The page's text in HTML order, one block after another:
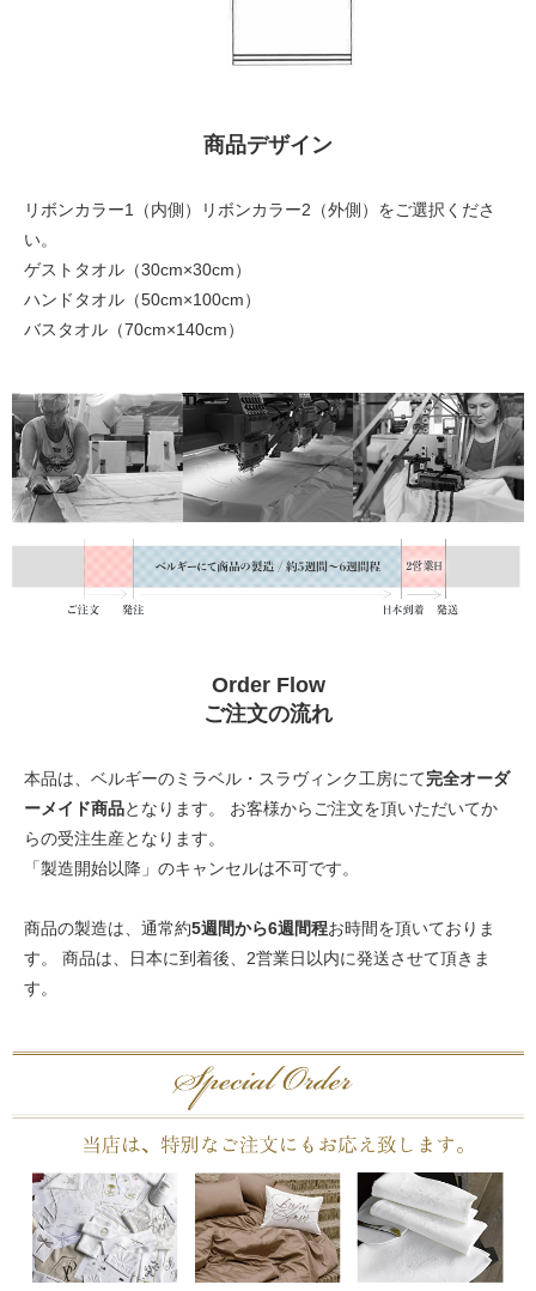
商品デザイン
リボンカラー1（内側）リボンカラー2（外側）をご選択くださ
い。
ゲストタオル（30cm×30cm）
ハンドタオル（50cm×100cm）
バスタオル（70cm×140cm）
Order Flow
ご注文の流れ
本品は、ベルギーのミラベル・スラヴィンク工房にて完全オーダ
ーメイド商品となります。 お客様からご注文を頂いただいてか
らの受注生産となります。
「製造開始以降」のキャンセルは不可です。
商品の製造は、通常約5週間から6週間程お時間を頂いておりま
す。 商品は、日本に到着後、2営業日以内に発送させて頂きま
す。